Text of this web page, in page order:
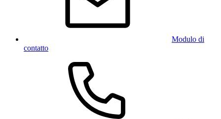
Modulo di
contatto